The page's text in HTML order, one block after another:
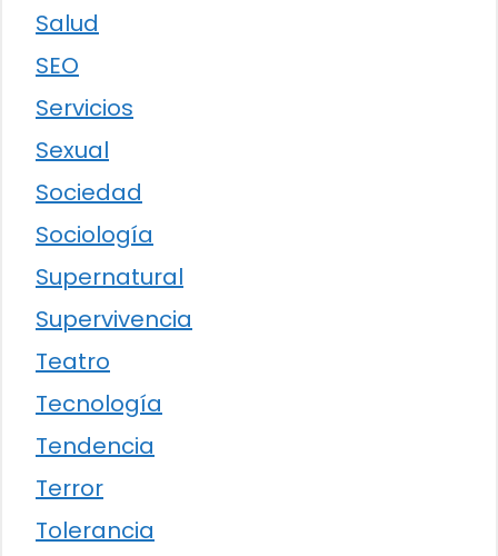
Salud
SEO
Servicios
Sexual
Sociedad
Sociología
Supernatural
Supervivencia
Teatro
Tecnología
Tendencia
Terror
Tolerancia